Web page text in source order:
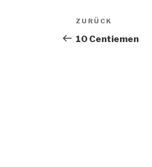
Beitrags-
Navigation
Vorheriger
Beitrag
ZURÜCK
10 Centiemen